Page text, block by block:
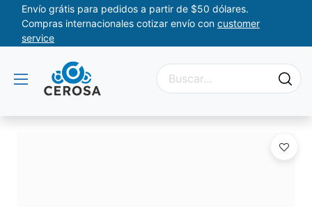
Envío grátis para pedidos a partir de $50 dólares.
Compras internacionales cotizar envío con customer
service